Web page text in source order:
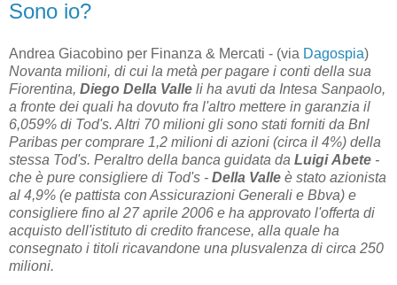
Sono io?
Andrea Giacobino per Finanza & Mercati - (via Dagospia)
Novanta milioni, di cui la metà per pagare i conti della sua
Fiorentina, Diego Della Valle li ha avuti da Intesa Sanpaolo,
a fronte dei quali ha dovuto fra l'altro mettere in garanzia il
6,059% di Tod's. Altri 70 milioni gli sono stati forniti da Bnl
Paribas per comprare 1,2 milioni di azioni (circa il 4%) della
stessa Tod's. Peraltro della banca guidata da Luigi Abete -
che è pure consigliere di Tod's - Della Valle è stato azionista
al 4,9% (e pattista con Assicurazioni Generali e Bbva) e
consigliere fino al 27 aprile 2006 e ha approvato l'offerta di
acquisto dell'istituto di credito francese, alla quale ha
consegnato i titoli ricavandone una plusvalenza di circa 250
milioni.